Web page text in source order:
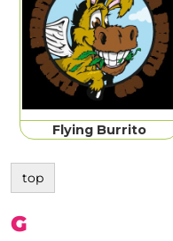
Flying Burrito
top
G